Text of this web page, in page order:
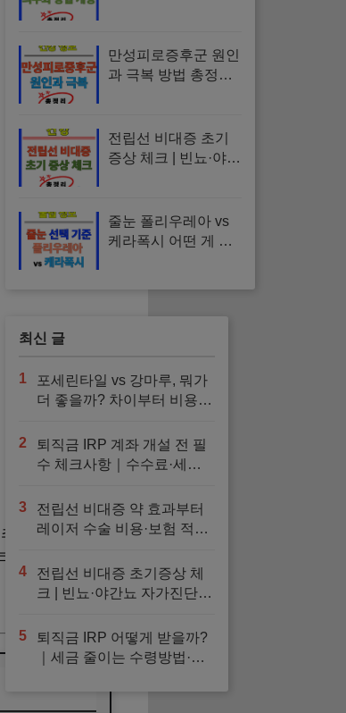
보자부터 숙련자까
으로 유명하죠.
까지
만성피로증후군 원인
과 극복 방법 총정리 |
전립선 비대증 초기
증상 체크 | 빈뇨·야간
줄눈 폴리우레아 vs
케라폭시 어떤 게 좋
최신 글
1
포세린타일 vs 강마루, 뭐가
더 좋을까? 차이부터 비용까
2
퇴직금 IRP 계좌 개설 전 필
수 체크사항｜수수료·세액
법 정리
3
전립선 비대증 약 효과부터
레이저 수술 비용·보험 적용·
4
전립선 비대증 초기증상 체
크 | 빈뇨·야간뇨 자가진단과
5
퇴직금 IRP 어떻게 받을까?
｜세금 줄이는 수령방법·해